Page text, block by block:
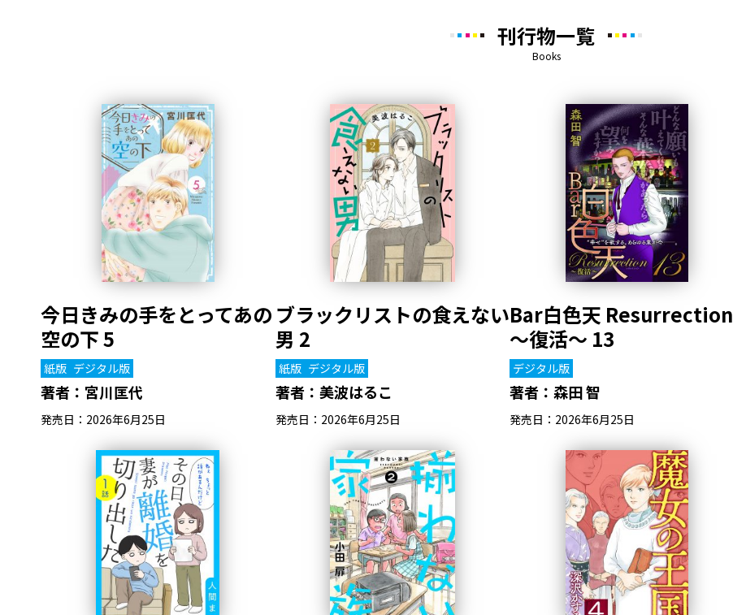
刊行物一覧
Books
今日きみの手をとってあの
空の下 5
紙版 デジタル版
著者： 宮川匡代
発売日：2026年6月25日
ブラックリストの食えない
男 2
紙版 デジタル版
著者： 美波はるこ
発売日：2026年6月25日
Bar白色天 Resurrection
～復活～ 13
デジタル版
著者： 森田 智
発売日：2026年6月25日